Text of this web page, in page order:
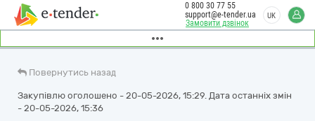
Замовити дзвінок
0 800 30 77 55
support@e-tender.ua
UK
Повернутись назад
Закупівлю оголошено - 20-05-2026, 15:29. Дата останніх змін
- 20-05-2026, 15:36